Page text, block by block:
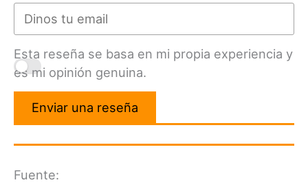
Esta reseña se basa en mi propia experiencia y
es mi opinión genuina.
Enviar una reseña
Fuente: